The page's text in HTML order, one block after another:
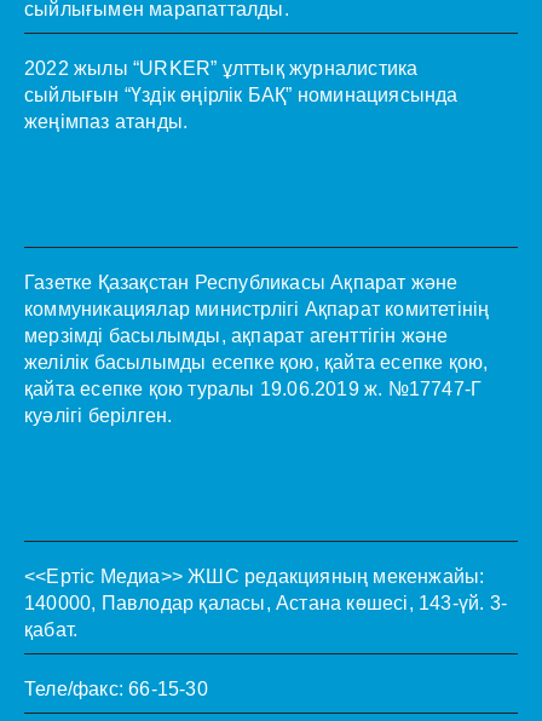
сыйлығымен марапатталды.
2022 жылы “URKER” ұлттық журналистика
сыйлығын “Үздік өңірлік БАҚ” номинациясында
жеңімпаз атанды.
Газетке Қазақстан Республикасы Ақпарат және
коммуникациялар министрлігі Ақпарат комитетінің
мерзімді басылымды, ақпарат агенттігін және
желілік басылымды есепке қою, қайта есепке қою,
қайта есепке қою туралы 19.06.2019 ж. №17747-Г
куәлігі берілген.
<<Ертіс Медиа>> ЖШС редакцияның мекенжайы:
140000, Павлодар қаласы, Астана көшесі, 143-үй. 3-
қабат.
Теле/факс: 66-15-30